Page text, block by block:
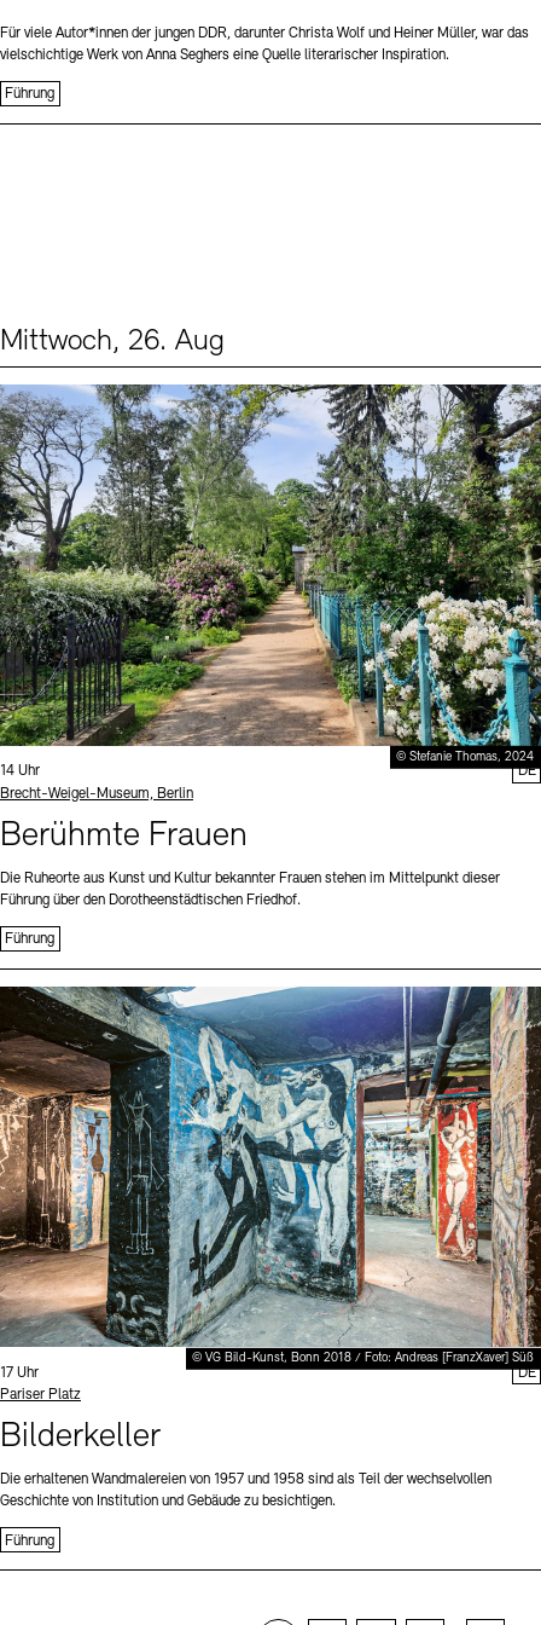
Für viele Autor*innen der jungen DDR, darunter Christa Wolf und Heiner Müller, war das
vielschichtige Werk von Anna Seghers eine Quelle literarischer Inspiration.
Führung
Mittwoch, 26. Aug
© Stefanie Thomas, 2024
Uhrzeit:
14 Uhr
Standort
Brecht-Weigel-Museum, Berlin
Berühmte Frauen
Die Ruheorte aus Kunst und Kultur bekannter Frauen stehen im Mittelpunkt dieser
Führung über den Dorotheenstädtischen Friedhof.
Führung
DE
© VG Bild-Kunst, Bonn 2018 / Foto: Andreas [FranzXaver] Süß
Uhrzeit:
17 Uhr
Standort
Pariser Platz
Bilderkeller
Die erhaltenen Wandmalereien von 1957 und 1958 sind als Teil der wechselvollen
Geschichte von Institution und Gebäude zu besichtigen.
Führung
DE